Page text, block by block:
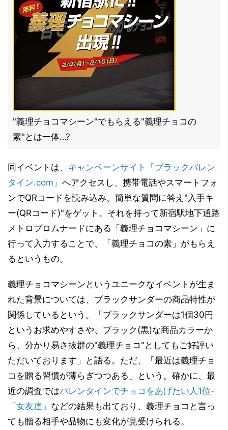
"義理チョコマシーン"でもらえる"義理チョコの
素"とは一体…?
同イベントは、 キャンペーンサイト「ブラックバレン
タイン.com」 へアクセスし、携帯電話やスマートフォ
ンでQRコードを読み込み、簡単な質問に答え"入手キ
ー(QRコード)"をゲット。それを持って新宿駅地下通路
メトロプロムナードにある「義理チョコマシーン」に
行って入力することで、「義理チョコの素」がもらえ
るというもの。
義理チョコマシーンというユニークなイベントが生ま
れた背景については、ブラックサンダーの商品特性が
関係しているという。「ブラックサンダーは1個30円
というお求めやすさや、ブラック(黒)な商品カラーか
ら、分かり易さ抜群の"義理チョコ"としてもご好評い
ただいております」と語る。ただ、「最近は義理チョ
コを贈る習慣が薄らぎつつある」という。確かに、最
近の調査ではバレンタインでチョコをあげたい人1位-
「女友達」 などの結果も出ており、義理チョコと言っ
ても贈る相手や品物にも変化が見受けられる。